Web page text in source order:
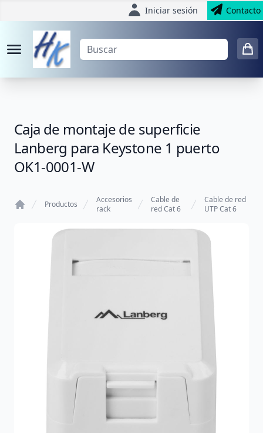
Iniciar sesión Contacto
Caja de montaje de superficie
Lanberg para Keystone 1 puerto
OK1-0001-W
Productos
Accesorios
rack
Cable de
red Cat 6
Cable de red
UTP Cat 6